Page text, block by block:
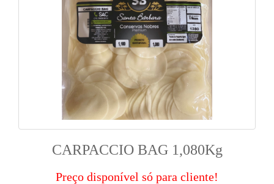
CARPACCIO BAG 1,080Kg
Preço disponível só para cliente!